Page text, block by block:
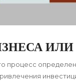
процесс